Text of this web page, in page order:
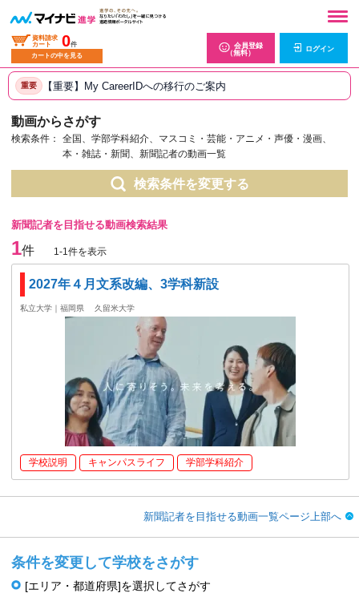
資料請求
カート
0件
カートの中を見る
会員登録
（無料）
ログイン
重要 【重要】My CareerIDへの移行のご案内
動画からさがす
検索条件：
全国、学部学科紹介、マスコミ・芸能・アニメ・声優・漫画、
本・雑誌・新聞、新聞記者の動画一覧
検索条件を変更する
新聞記者を目指せる動画検索結果
1件 1-1件を表示
2027年４月文系改編、3学科新設
私立大学｜福岡県 久留米大学
学校説明 キャンパスライフ 学部学科紹介
新聞記者を目指せる動画一覧ページ上部へ
条件を変更して学校をさがす
[エリア・都道府県]を選択してさがす